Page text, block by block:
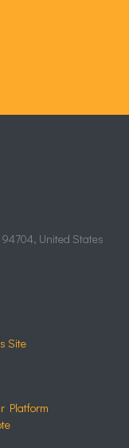
United States
Site
Platform